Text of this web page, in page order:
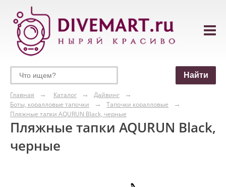
Главная Каталог
Дайвинг
Боты, коралловые тапочки
Тапочки коралловые
Пляжные тапки AQURUN Black, черные
Пляжные тапки AQURUN Black,
черные